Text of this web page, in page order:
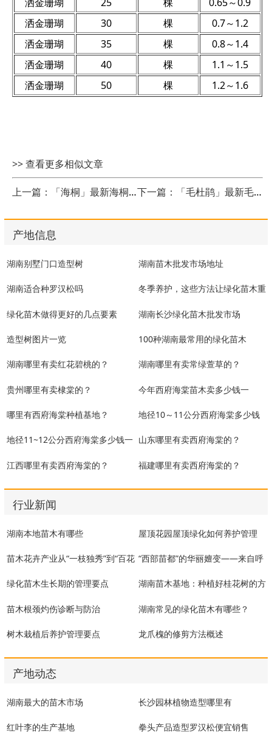
洒金珊瑚
30 棵
0.7～1.2
洒金珊瑚
35 棵
0.8～1.4
洒金珊瑚
40 棵
1.1～1.5
洒金珊瑚
50 棵 1.2～1.6
>> 查看更多相似文章
上一篇：「海桐」最新海桐_价格_图片和产地报价表 下一篇：「毛杜鹃」最新毛杜鹃_价格_图片和产地报价表
产地信息
湖南别墅门口造型树 湖南苗木批发市场地址
湖南适合种罗汉松吗
冬季养护，这些方法让绿化苗木重
绿化苗木做得更好的几点要素
湖南长沙绿化苗木批发市场
造型树图片一览 100种湖南最常用的绿化苗木
湖南哪里有卖红花碧桃的？ 湖南哪里有卖常绿萱草的？
贵州哪里有卖棣棠的？
今年西府海棠苗木卖多少钱一
哪里有西府海棠种植基地？
地径10～11公分西府海棠多少钱
地径11~12公分西府海棠多少钱一 山东哪里有卖西府海棠的？
江西哪里有卖西府海棠的？ 福建哪里有卖西府海棠的？
行业新闻
湖南本地苗木有哪些 屋顶花园屋顶绿化如何养护管理
苗木花卉产业从“一枝独秀”到“百花 “西部苗都”的华丽嬗变——来自呼
绿化苗木生长期的管理要点
湖南苗木基地：种植好桂花树的方
苗木根颈灼伤诊断与防治
湖南常见的绿化苗木有哪些？
树木栽植后养护管理要点 龙爪槐的修剪方法概述
产地动态
湖南最大的苗木市场 长沙园林植物造型哪里有
红叶李的生产基地 拳头产品造型罗汉松便宜销售